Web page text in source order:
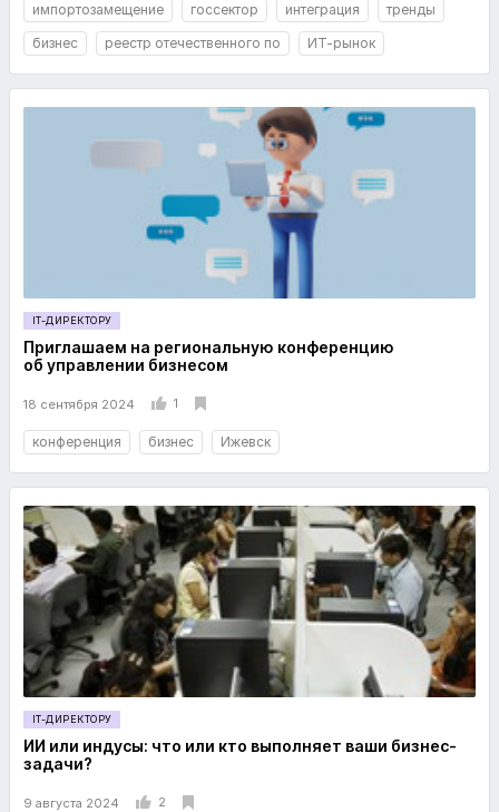
импортозамещение госсектор интеграция
тренды
бизнес
реестр отечественного по ИТ-рынок
IT-ДИРЕКТОРУ
Приглашаем на региональную конференцию
об управлении бизнесом
18 сентября 2024 1
конференция бизнес Ижевск
IT-ДИРЕКТОРУ
ИИ или индусы: что или кто выполняет ваши бизнес-
задачи?
9 августа 2024 2